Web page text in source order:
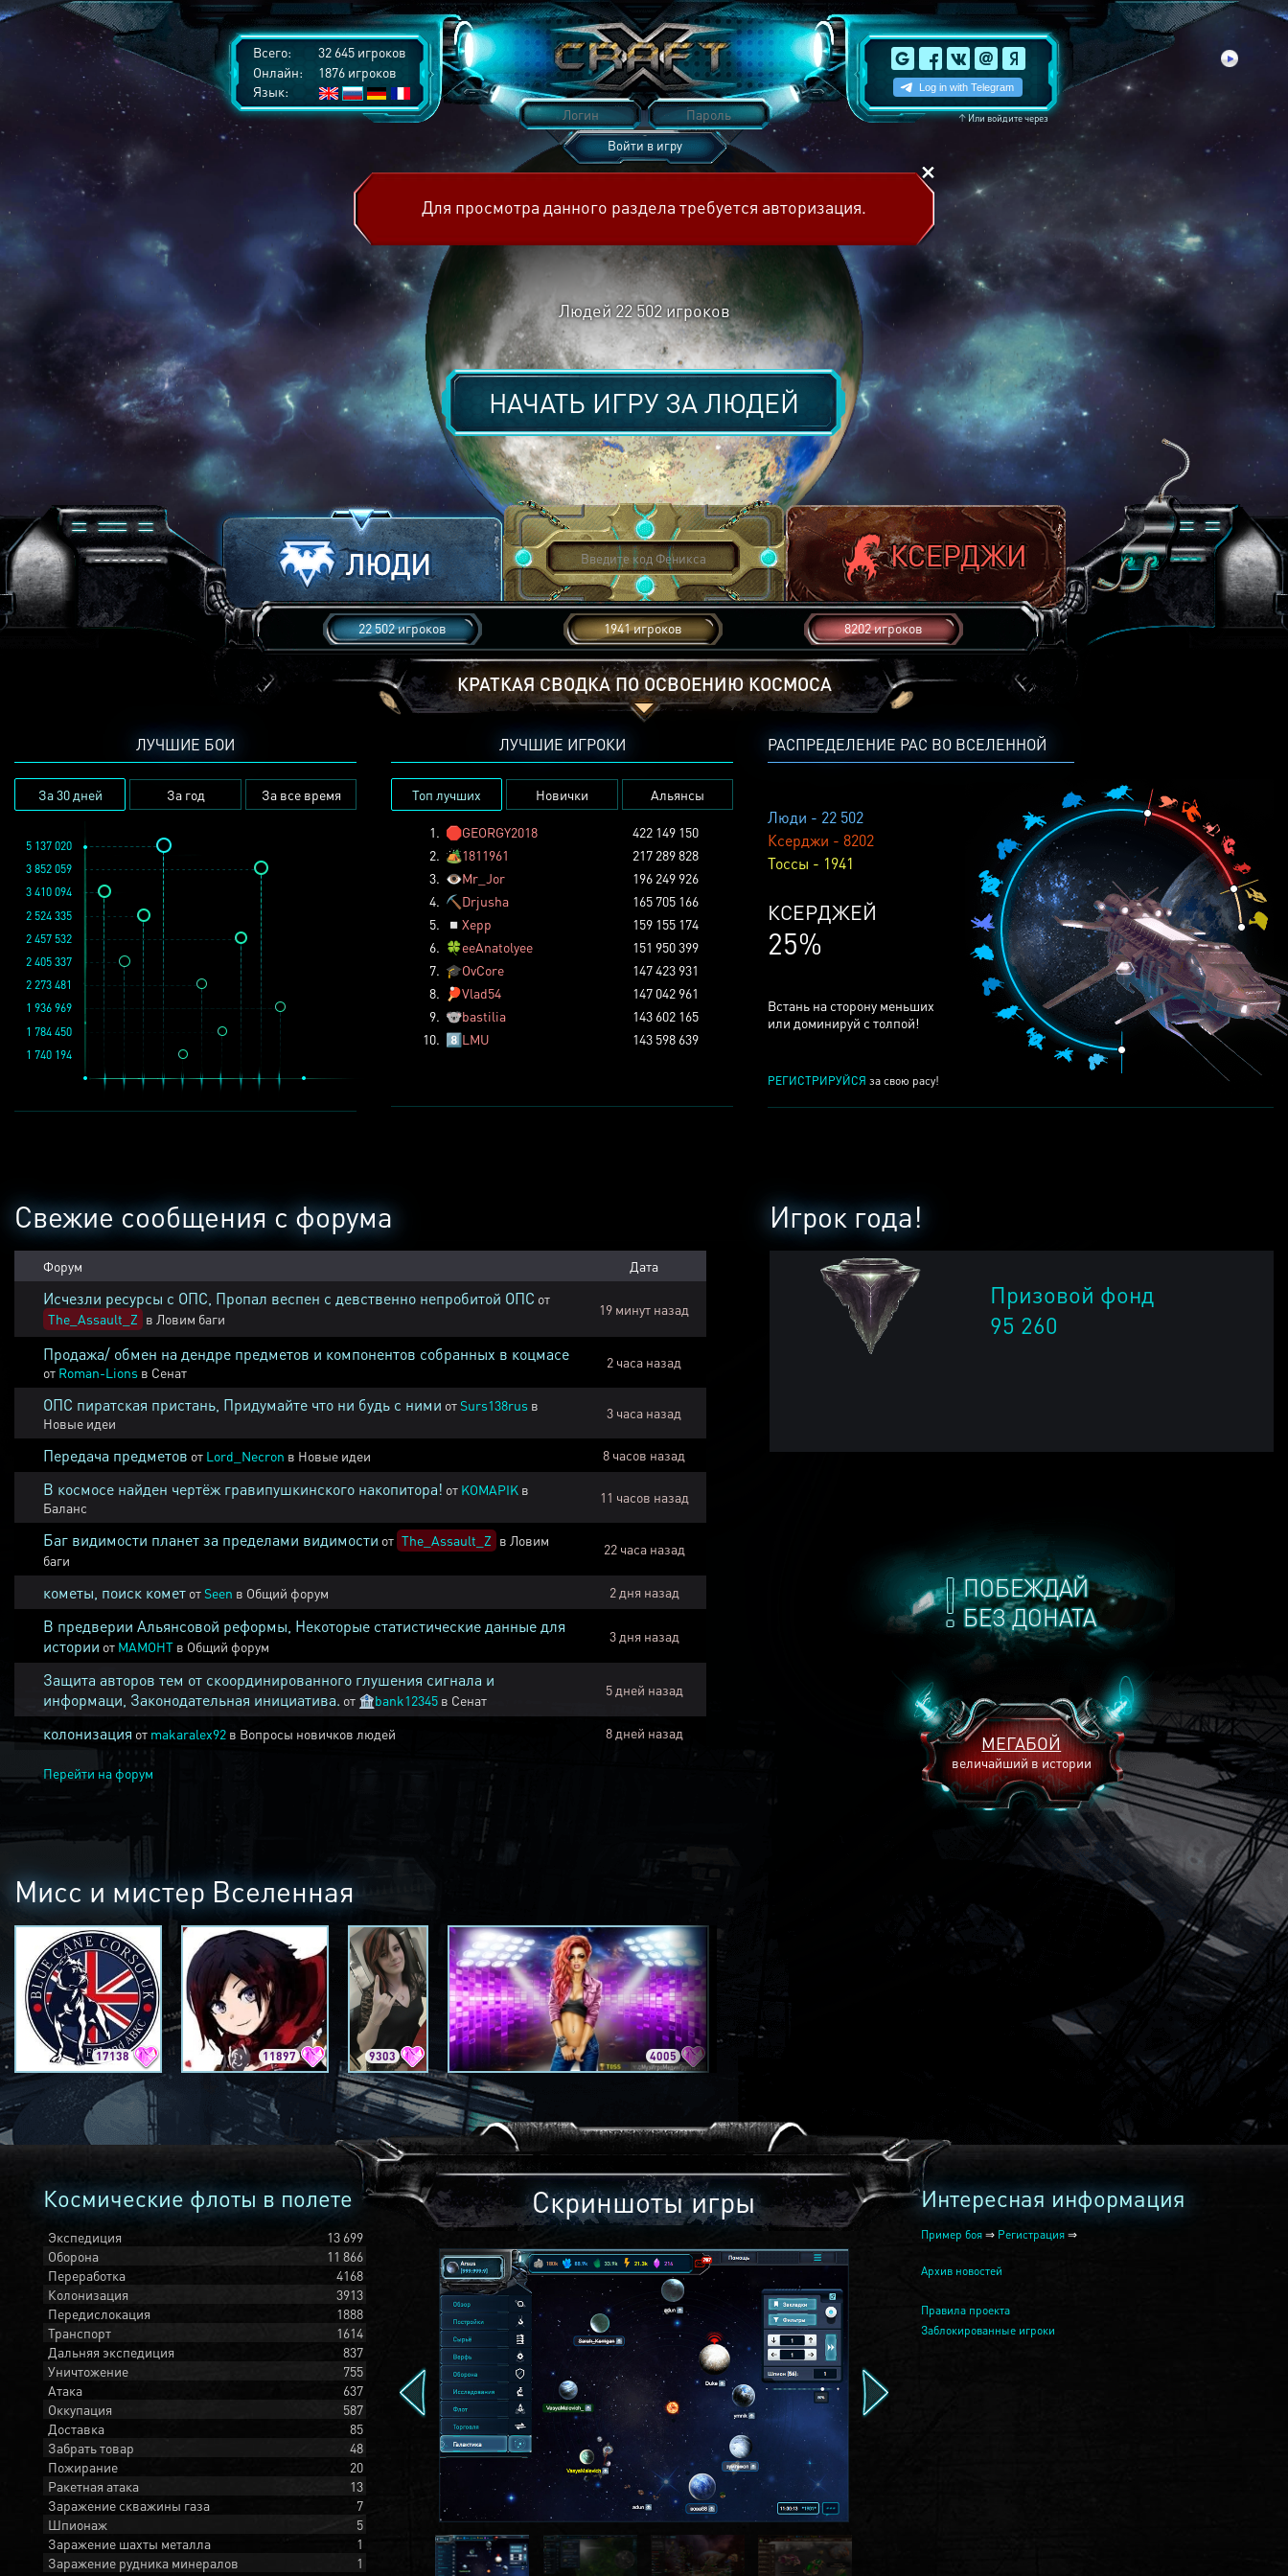
Всего:
32 645 игроков
Онлайн:
1876 игроков
Язык:
↑Или войдите через
Войти в игру
Для просмотра данного раздела требуется авторизация.
Людей 22 502игроков
НАЧАТЬ ИГРУ ЗАЛЮДЕЙ
22 502 игроков 1941 игроков 8202 игроков
КРАТКАЯ СВОДКА ПО ОСВОЕНИЮ КОСМОСА
РАСПРЕДЕЛЕНИЕ РАС ВО ВСЕЛЕННОЙ
Люди - 22 502
Ксерджи - 8202
Тоссы - 1941
КСЕРДЖЕЙ
25%
Встань на сторону меньших
или доминируй с толпой!
РЕГИСТРИРУЙСЯ за свою расу!
ЛУЧШИЕ БОИ
За 30 дней За год За все время
1 936 969
3 852 059
2 457 532
1 784 450
2 273 481
1 740 194
5 137 020
2 524 335
2 405 337
3 410 094
ЛУЧШИЕ ИГРОКИ
Топ лучших Новички Альянсы
1. 🛑GEORGY2018
422 149 150
2. 🏕️1811961
217 289 828
3. 👁️Mr_Jor
196 249 926
4. ⛏️ Drjusha
165 705 166
5.
◽ Xepp
159 155 174
6. 🍀eeAnatolyee
151 950 399
7. 🎓OvCore
147 423 931
8.
🏓Vlad54
147 042 961
9. 🐨bastilia
143 602 165
10. 8️⃣LMU 143 598 639
ПОБЕЖДАЙ
БЕЗ ДОНАТА
МЕГАБОЙ
величайший в истории
Игрок года!
Призовой фонд
95 260
Свежие сообщения с форума
Форум Дата
Исчезли ресурсы с ОПС, Пропал веспен с девственно непробитой ОПС от
The_Assault_Z в Ловим баги
19 минут назад
Продажа/ обмен на дендре предметов и компонентов собранных в коцмасе
от Roman-Lions в Сенат
2 часа назад
ОПС пиратская пристань, Придумайте что ни будь с ними отSurs138rus в
Новые идеи
3 часа назад
Передача предметов от Lord_Necron в Новые идеи 8 часов назад
В космосе найден чертёж гравипушкинского накопитора! от KOMAPIK в
Баланс
11 часов назад
Баг видимости планет за пределами видимости от The_Assault_Z в Ловим
баги
22 часа назад
кометы, поиск комет отSeen в Общий форум 2 дня назад
В предверии Альянсовой реформы, Некоторые статистические данные для
истории от MAMOHT в Общий форум
3 дня назад
Защита авторов тем от скоординированного глушения сигнала и
информаци, Законодательная инициатива. от 🏦bank12345 в Сенат
5 дней назад
колонизация от makaralex92 в Вопросы новичков людей 8 дней назад
Перейти на форум
Мисс и мистер Вселенная
17138 11897 9303 4005 2240
Космические флоты в полете
Экспедиция
13 699
Оборона
11 866
Переработка
4168
Колонизация
3913
Передислокация
1888
Транспорт
1614
Дальняя экспедиция
837
Уничтожение
755
Атака
637
Оккупация
587
Доставка
85
Забрать товар
48
Пожирание
20
Ракетная атака
13
Заражение скважины газа
7
Шпионаж
5
Заражение шахты металла
1
Заражение рудника минералов
1
Скриншоты игры Интересная информация
Пример боя ⇒ Регистрация ⇒
Архив новостей
Правила проекта
Заблокированные игроки